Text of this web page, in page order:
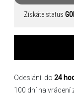
Získáte status
Odeslání: do 24
100 dní na vrácení